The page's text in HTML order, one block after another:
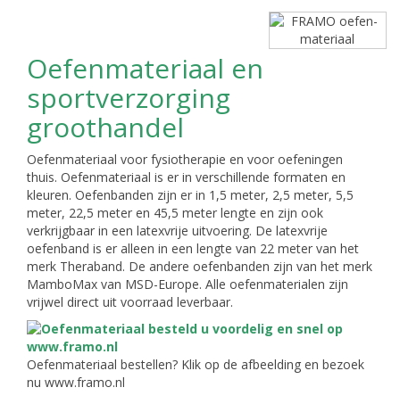
Oefenmateriaal en
sportverzorging
groothandel
Oefenmateriaal voor fysiotherapie en voor oefeningen
thuis. Oefenmateriaal is er in verschillende formaten en
kleuren. Oefenbanden zijn er in 1,5 meter, 2,5 meter, 5,5
meter, 22,5 meter en 45,5 meter lengte en zijn ook
verkrijgbaar in een latexvrije uitvoering. De latexvrije
oefenband is er alleen in een lengte van 22 meter van het
merk Theraband. De andere oefenbanden zijn van het merk
MamboMax van MSD-Europe. Alle oefenmaterialen zijn
vrijwel direct uit voorraad leverbaar.
Oefenmateriaal bestellen? Klik op de afbeelding en bezoek
nu www.framo.nl